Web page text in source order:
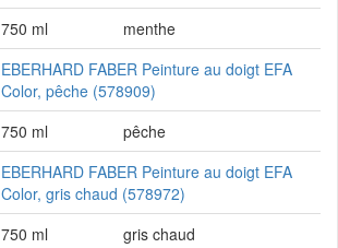
750 ml
menthe
EBERHARD FABER Peinture au doigt EFA
Color, pêche (578909)
750 ml
pêche
EBERHARD FABER Peinture au doigt EFA
Color, gris chaud (578972)
750 ml
gris chaud